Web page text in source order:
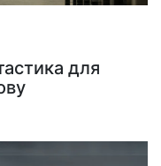
для